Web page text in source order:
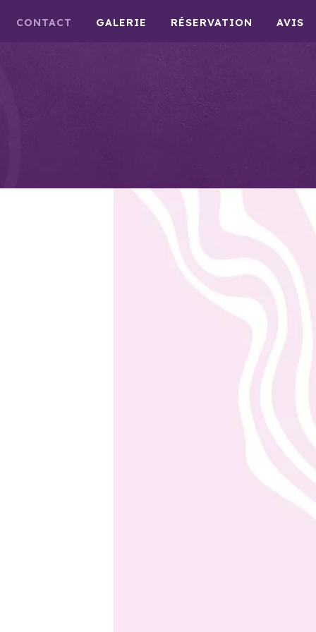
CONTACT GALERIE RÉSERVATION AVIS